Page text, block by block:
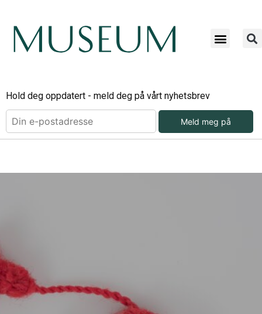
Hold deg oppdatert - meld deg på vårt nyhetsbrev
Meld meg på